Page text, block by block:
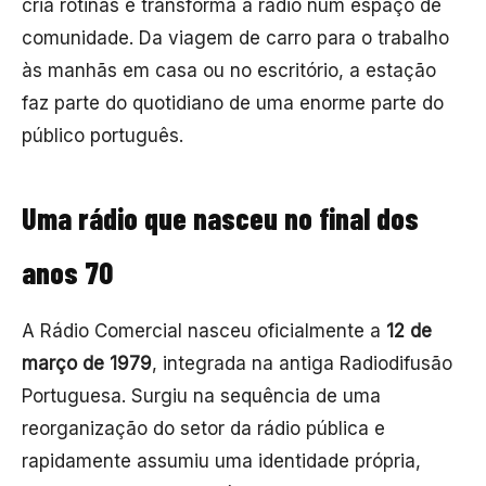
cria rotinas e transforma a rádio num espaço de
comunidade. Da viagem de carro para o trabalho
às manhãs em casa ou no escritório, a estação
faz parte do quotidiano de uma enorme parte do
público português.
Uma rádio que nasceu no final dos
anos 70
A Rádio Comercial nasceu oficialmente a 12 de
março de 1979, integrada na antiga Radiodifusão
Portuguesa. Surgiu na sequência de uma
reorganização do setor da rádio pública e
rapidamente assumiu uma identidade própria,